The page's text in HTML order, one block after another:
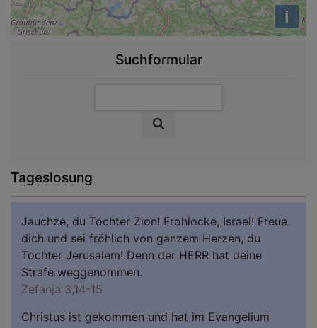
i
Suchformular
Tageslosung
Jauchze, du Tochter Zion! Frohlocke, Israel! Freue
dich und sei fröhlich von ganzem Herzen, du
Tochter Jerusalem! Denn der HERR hat deine
Strafe weggenommen.
Zefanja 3,14-15
Christus ist gekommen und hat im Evangelium